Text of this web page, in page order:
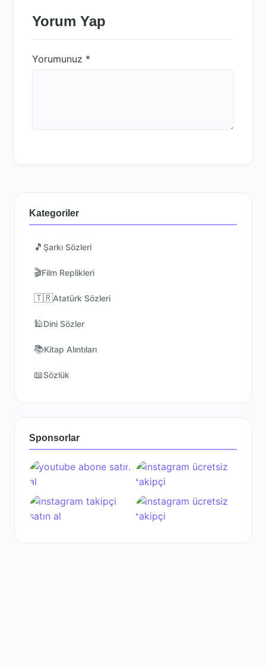
Yorum Yap
Yorumunuz *
Kategoriler
🎵 Şarkı Sözleri
🎬Film Replikleri
🇹🇷Atatürk Sözleri
🕌Dini Sözler
📚Kitap Alıntıları
📖Sözlük
Sponsorlar